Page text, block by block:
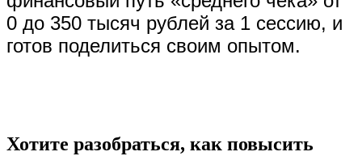
0 до 350 тысяч рублей за 1 сессию, и
готов поделиться своим опытом.
Хотите разобраться, как повысить